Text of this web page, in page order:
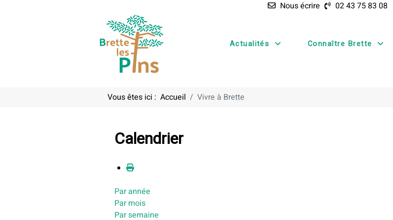
Nous écrire 02 43 75 83 08
Actualités Connaître Brette
Vous êtes ici : Accueil Vivre à Brette
Calendrier
Par année
Par mois
Par semaine